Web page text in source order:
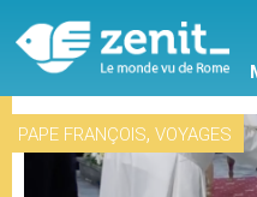
PAPE FRANÇOIS, VOYAGES